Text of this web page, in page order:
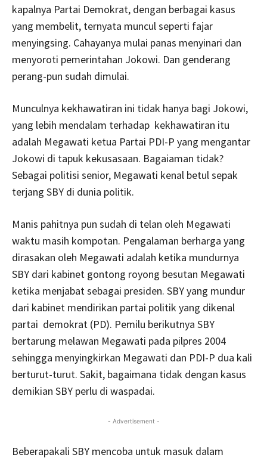
kapalnya Partai Demokrat, dengan berbagai kasus
yang membelit, ternyata muncul seperti fajar
menyingsing. Cahayanya mulai panas menyinari dan
menyoroti pemerintahan Jokowi. Dan genderang
perang-pun sudah dimulai.
Munculnya kekhawatiran ini tidak hanya bagi Jokowi,
yang lebih mendalam terhadap kekhawatiran itu
adalah Megawati ketua Partai PDI-P yang mengantar
Jokowi di tapuk kekusasaan. Bagaiaman tidak?
Sebagai politisi senior, Megawati kenal betul sepak
terjang SBY di dunia politik.
Manis pahitnya pun sudah di telan oleh Megawati
waktu masih kompotan. Pengalaman berharga yang
dirasakan oleh Megawati adalah ketika mundurnya
SBY dari kabinet gontong royong besutan Megawati
ketika menjabat sebagai presiden. SBY yang mundur
dari kabinet mendirikan partai politik yang dikenal
partai demokrat (PD). Pemilu berikutnya SBY
bertarung melawan Megawati pada pilpres 2004
sehingga menyingkirkan Megawati dan PDI-P dua kali
berturut-turut. Sakit, bagaimana tidak dengan kasus
demikian SBY perlu di waspadai.
- Advertisement -
Beberapakali SBY mencoba untuk masuk dalam